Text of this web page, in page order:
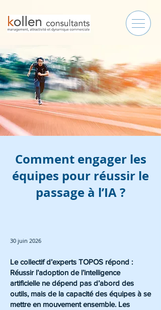
Comment engager les
équipes pour réussir le
passage à l’IA ?
30 juin 2026
Le collectif d’experts TOPOS répond :
Réussir l’adoption de l’intelligence
artificielle ne dépend pas d’abord des
outils, mais de la capacité des équipes à se
mettre en mouvement ensemble. Les